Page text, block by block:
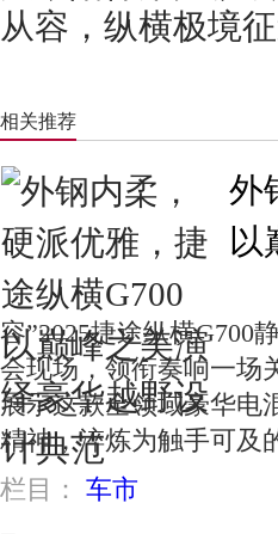
从容，纵横极境
相关推荐
外
以
容”2025捷途纵横G700
会现场，领衔奏响一场
展示这款全领域豪华电
精神，淬炼为触手可及
栏目： 车市